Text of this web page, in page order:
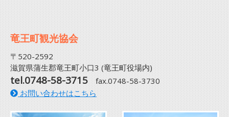
竜王町観光協会
〒520-2592
滋賀県蒲生郡竜王町小口3 (竜王町役場内)
tel.0748-58-3715 fax.0748-58-3730
お問い合わせはこちら